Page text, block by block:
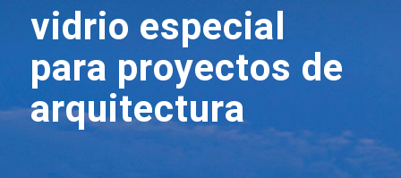
vidrio especial
para proyectos de
arquitectura